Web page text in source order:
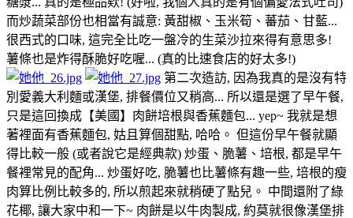
而炒蔬菜部份也相當有誠意: 黃甜椒、玉米筍、蕃茄、甘藍...
很西式的口味, 這完全比吃一盤冷的生菜沙拉來得有意思多!
薯條也是炸得酥脆好吃喔... (真的比速食店的好太多!)
第二次造訪, 因為我真的是沒有特
別愛義大利麵或漢堡, 排餐價位又稍高... 所以還是選了早午餐,
只是這回換成【美國】肉餅培根與香蕉麵包... yep~ 我就是想
著裡面有香蕉麵包, 姑且算個甜點, 哈哈。 但這份早午餐就顯
得比較一般 (或者說它是經典款) 炒蛋、脆薯、培根, 都是早午
餐裡常見的配角... 炒蛋好吃, 脆薯也比薯條有趣一些, 培根的瘦
肉算比例比較多的, 所以煎起來就稍硬了點兒。 中間還附了綠
花椰, 讓大家中和一下~ 肉餅是以牛肉製成, 約莫就很像漢堡排